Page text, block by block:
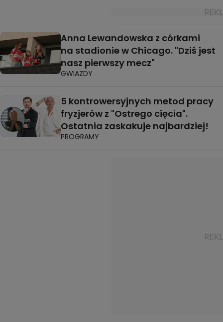
Anna Lewandowska z córkami
na stadionie w Chicago. "Dziś jest
nasz pierwszy mecz"
GWIAZDY
5 kontrowersyjnych metod pracy
fryzjerów z "Ostrego cięcia".
Ostatnia zaskakuje najbardziej!
PROGRAMY